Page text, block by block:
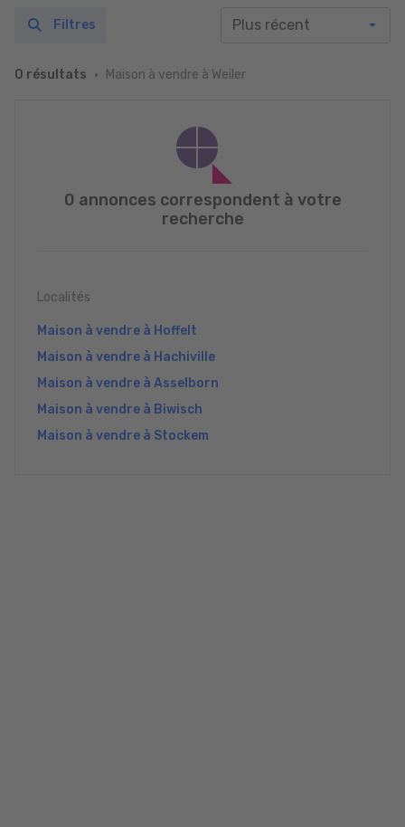
0 résultats Maison à vendre à Weiler
Filtres
0 annonces correspondent à votre
recherche
Localités
Maison à vendre à Hoffelt
Maison à vendre à Hachiville
Maison à vendre à Asselborn
Maison à vendre à Biwisch
Maison à vendre à Stockem